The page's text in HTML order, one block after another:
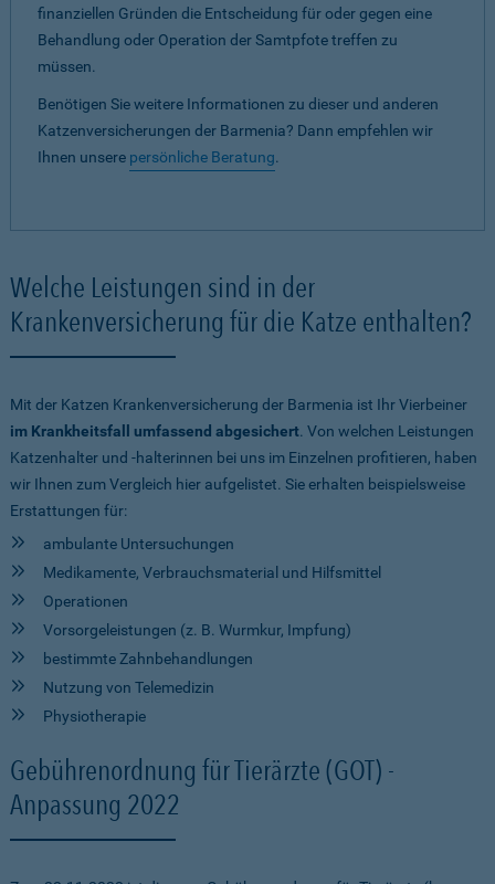
finanziellen Gründen die Entscheidung für oder gegen eine
Behandlung oder Operation der Samtpfote treffen zu
müssen.
Benötigen Sie weitere Informationen zu dieser und anderen
Katzenversicherungen der Barmenia? Dann empfehlen wir
Ihnen unsere persönliche Beratung.
Welche Leistungen sind in der
Krankenversicherung für die Katze enthalten?
Mit der Katzen Krankenversicherung der Barmenia ist Ihr Vierbeiner
im Krankheitsfall umfassend abgesichert. Von welchen Leistungen
Katzenhalter und -halterinnen bei uns im Einzelnen profitieren, haben
wir Ihnen zum Vergleich hier aufgelistet. Sie erhalten beispielsweise
Erstattungen für:
ambulante Untersuchungen
Medikamente, Verbrauchsmaterial und Hilfsmittel
Operationen
Vorsorgeleistungen (z. B. Wurmkur, Impfung)
bestimmte Zahnbehandlungen
Nutzung von Telemedizin
Physiotherapie
Gebührenordnung für Tierärzte (GOT) -
Anpassung 2022